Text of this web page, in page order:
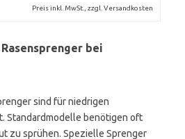
Preis inkl. MwSt., zzgl. Versandkosten
bei
sind für niedrigen
Standardmodelle benötigen oft
zu sprühen. Spezielle Sprenger